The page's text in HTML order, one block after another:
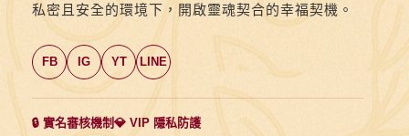
成
幸
直
私密且安全的環境下，開啟靈魂契合的幸福契機。
FB IG YT LINE
🔒 實名審核機制💎 VIP 隱私防護